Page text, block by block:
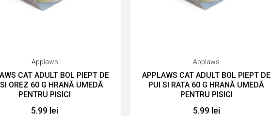
Applaws
CAT ADULT BOL PIEPT DE
OREZ 60 G HRANĂ UMEDĂ
PENTRU PISICI
5.99 lei
Applaws
APPLAWS CAT ADULT BOL PIEPT DE
PUI SI RATA 60 G HRANĂ UMEDĂ
PENTRU PISICI
5.99 lei